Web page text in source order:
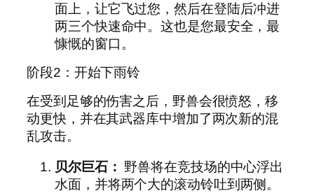
面上，让它飞过您，然后在登陆后冲进
两三个快速命中。这也是您最安全，最
慷慨的窗口。
阶段2：开始下雨铃
在受到足够的伤害之后，野兽会很愤怒，移
动更快，并在其武器库中增加了两次新的混
乱攻击。
贝尔巨石： 野兽将在竞技场的中心浮出
水面，并将两个大的滚动铃吐到两侧。